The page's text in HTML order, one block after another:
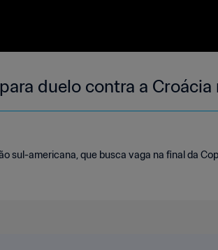
duelo contra a
sul-americana, que busca vaga na final da